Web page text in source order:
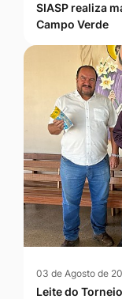
SIASP realiza
Campo Verde
03 de Agosto de
Leite do